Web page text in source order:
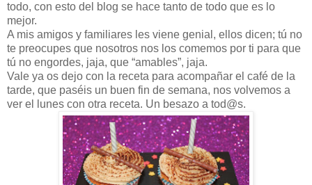
todo, con esto del blog se hace tanto de todo que es lo
mejor.
A mis amigos y familiares les viene genial, ellos dicen; tú no
te preocupes que nosotros nos los comemos por ti para que
tú no engordes, jaja, que “amables”, jaja.
Vale ya os dejo con la receta para acompañar el café de la
tarde, que paséis un buen fin de semana, nos volvemos a
ver el lunes con otra receta. Un besazo a tod@s.